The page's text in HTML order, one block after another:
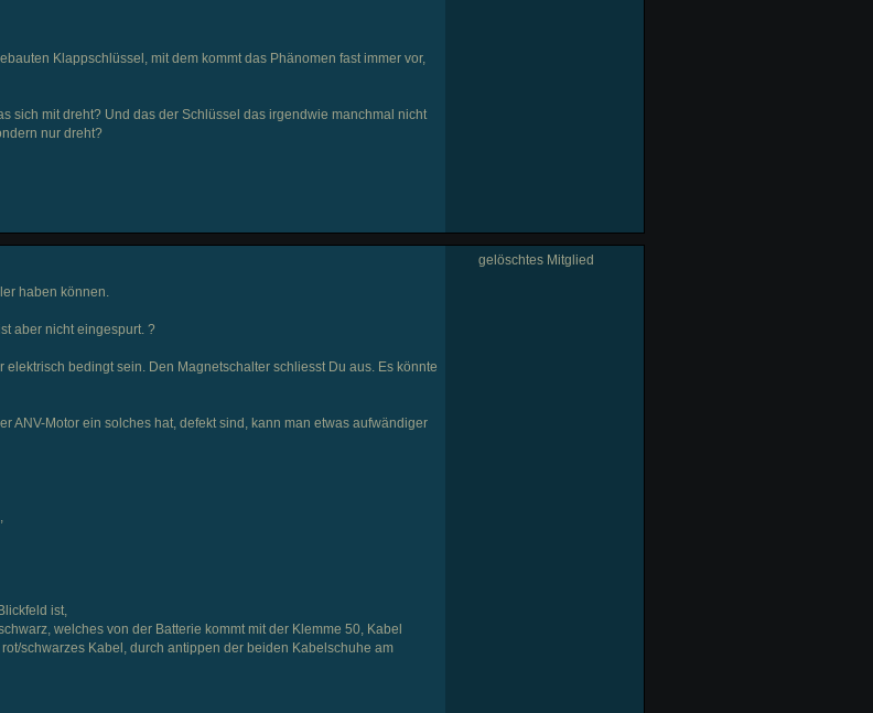
Klappschlüssel, mit dem kommt das Phänomen fast immer vor,
sich mit dreht? Und das der Schlüssel das irgendwie manchmal nicht
nur dreht?
gelöschtes Mitglied
haben können.
aber nicht eingespurt. ?
bedingt sein. Den Magnetschalter schliesst Du aus. Es könnte
ANV-Motor ein solches hat, defekt sind, kann man etwas aufwändiger
ist,
welches von der Batterie kommt mit der Klemme 50, Kabel
schwarzes Kabel, durch antippen der beiden Kabelschuhe am